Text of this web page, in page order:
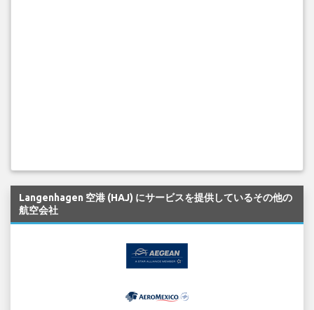
Langenhagen 空港 (HAJ) にサービスを提供しているその他の
航空会社